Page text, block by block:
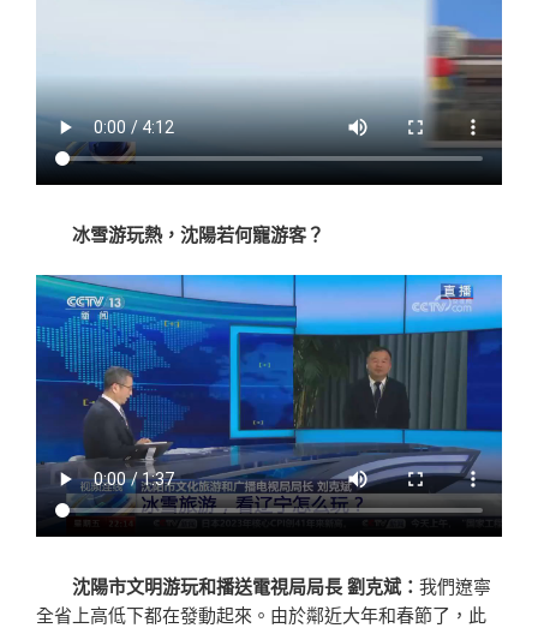
冰雪游玩熱，沈陽若何寵游客？
沈陽市文明游玩和播送電視局局長 劉克斌： 我們遼寧
全省上高低下都在發動起來。由於鄰近大年和春節了，此